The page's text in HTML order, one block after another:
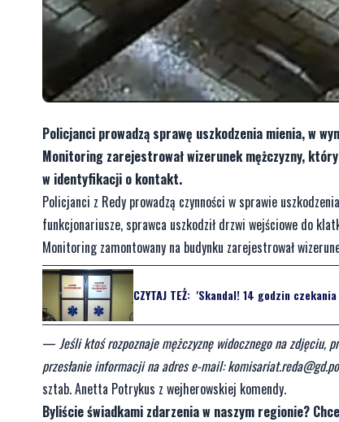
Policjanci prowadzą sprawę uszkodzenia mienia, w
Monitoring zarejestrował wizerunek mężczyzny,
w identyfikacji o kontakt.
Policjanci z Redy prowadzą czynności w sprawie
funkcjonariusze, sprawca uszkodził drzwi wejściowe do
Monitoring zamontowany na budynku zarejestrował
CZYTAJ TEŻ: 'Skandal! 14 godzin
— Jeśli ktoś rozpoznaje mężczyznę widocznego na
przesłanie informacji na adres e-mail:
sztab. Anetta Potrykus z wejherowskiej komendy.
Byliście świadkami zdarzenia w naszym regionie?